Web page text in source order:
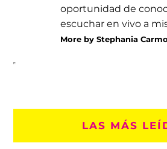
oportunidad de
escuchar en vivo a
More by Stephania
LAS MÁS